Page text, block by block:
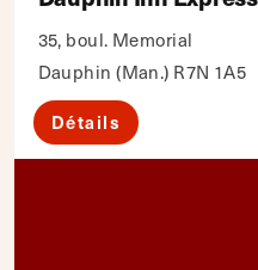
35, boul. Memorial
Dauphin (Man.) R7N 1A5
Détails